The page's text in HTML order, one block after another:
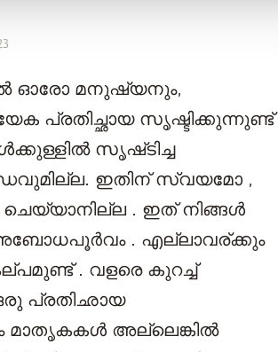
ഓരോ മനുഷ്യനും,
പ്രതിച്ഛായ സൃഷ്ടിക്കുന്നുണ്ട്
സൃഷ്‌ടിച്ച
ഇതിന് സ്വയമോ ,
. ഇത് നിങ്ങൾ
അബോധപൂർവം . എല്ലാവര്ക്കും
. വളരെ കുറച്ച്
പ്രതിഛായ
മാതൃകകൾ അല്ലെങ്കിൽ